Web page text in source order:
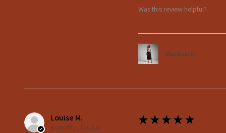
Was this review helpful?
Blacksatin
Louise M.
Brøndby , DK-84
★★★★★